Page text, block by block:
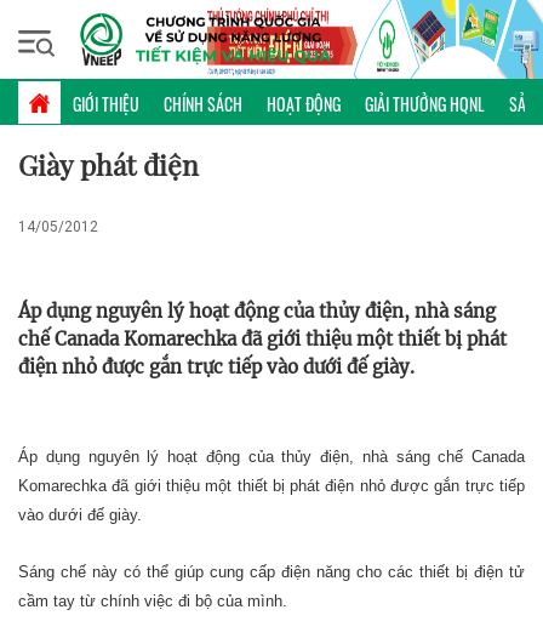
GIỚI THIỆU CHÍNH SÁCH HOẠT ĐỘNG GIẢI THƯỞNG HQNL SẢN
Thứ bảy, 08/08/2026 | 15:05 GMT+7
KHOA HỌC CÔNG NGHỆ
Giày phát điện
14/05/2012
Áp dụng nguyên lý hoạt động của thủy điện, nhà sáng
chế Canada Komarechka đã giới thiệu một thiết bị phát
điện nhỏ được gắn trực tiếp vào dưới đế giày.
Áp dụng nguyên lý hoạt động của thủy điện, nhà sáng chế Canada
Komarechka đã giới thiệu một thiết bị phát điện nhỏ được gắn trực tiếp
vào dưới đế giày.
Sáng chế này có thể giúp cung cấp điện năng cho các thiết bị điện tử
cầm tay từ chính việc đi bộ của mình.